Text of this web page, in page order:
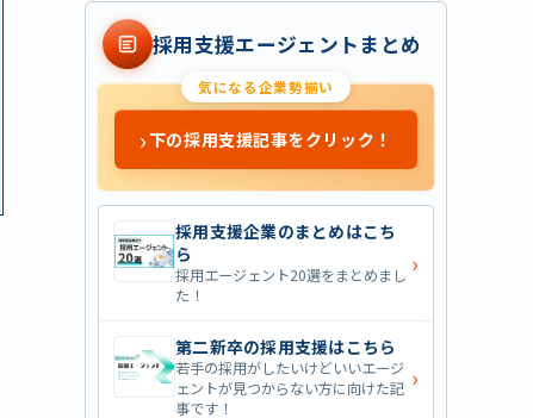
採用支援エージェントまとめ
気になる企業勢揃い
›下の採用支援記事をクリック！
採用支援企業のまとめはこち
ら
採用エージェント20選をまとめまし
た！
›
第二新卒の採用支援はこちら
若手の採用がしたいけどいいエージ
ェントが見つからない方に向けた記
事です！
›